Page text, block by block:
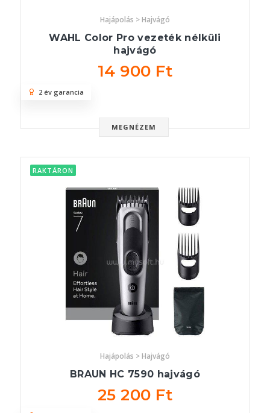
Hajápolás > Hajvágó
WAHL Color Pro vezeték nélküli
hajvágó
14 900 Ft
MEGNÉZEM
2 év garancia
RAKTÁRON
Hajápolás > Hajvágó
BRAUN HC 7590 hajvágó
25 200 Ft